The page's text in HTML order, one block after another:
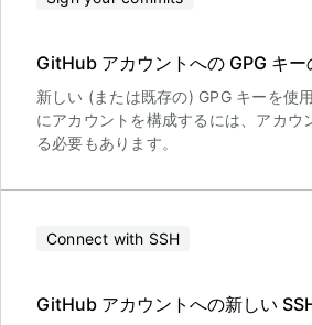
GitHub アカウントへの GPG キー
新しい (または既存の) GPG キーを使
にアカウントを構成するには、アカウ
る必要もあります。
Connect with SSH
GitHub アカウントへの新しい